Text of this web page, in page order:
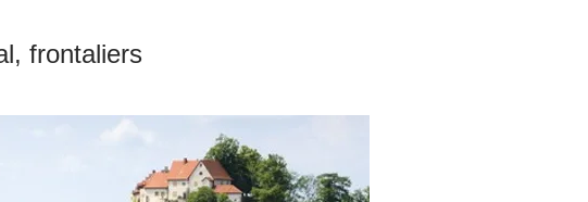
frontaliers